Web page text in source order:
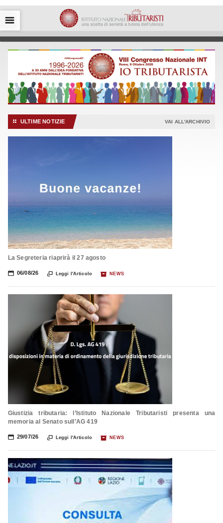
☰
⚏ ULTIME NOTIZIE VAI ALL'ARCHIVIO
La Segreteria riaprirà il 27 agosto
📅 06/08/26  Leggi l'Articolo 📦 NEWS
Giustizia tributaria: l’Istituto Nazionale Tributaristi presenta una
memoria al Senato sull’AG 419
📅 29/07/26  Leggi l'Articolo 📦 NEWS